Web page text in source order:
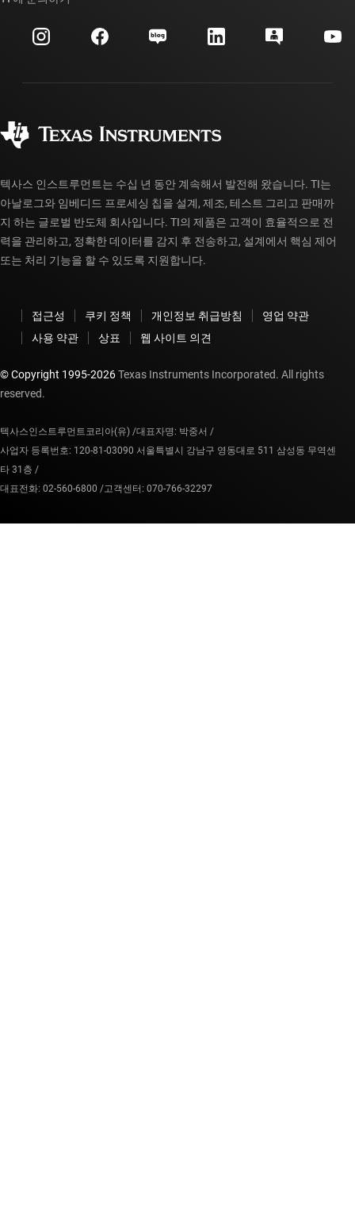
투자 관계
제조
고객 지원 센터
myTI 계정 FAQ
주문 FAQ
텍사스 인스트루먼트는 수십 년 동안 계속해서 발전해 왔습니다. TI는
아날로그와 임베디드 프로세싱 칩을 설계, 제조, 테스트 그리고 판매까
지 하는 글로벌 반도체 회사입니다. TI의 제품은 고객이 효율적으로 전
력을 관리하고, 정확한 데이터를 감지 후 전송하고, 설계에서 핵심 제어
또는 처리 기능을 할 수 있도록 지원합니다.
접근성 쿠키 정책 개인정보 취급방침
영업 약관
사용 약관
상표 웹 사이트 의견
© Copyright 1995-2026Texas Instruments Incorporated. All rights
reserved.
텍사스인스트루먼트코리아(유) /대표자명: 박중서 /
사업자 등록번호: 120-81-03090 서울특별시 강남구 영동대로 511 삼성동 무역센
타 31층 /
대표전화: 02-560-6800 /고객센터: 070-766-32297